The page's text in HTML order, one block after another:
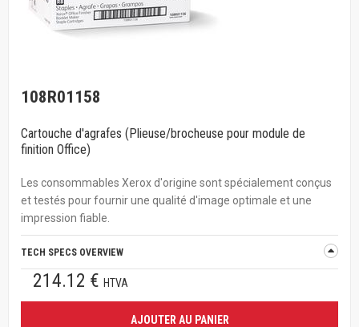
108R01158
Cartouche d'agrafes (Plieuse/brocheuse pour module de
finition Office)
Les consommables Xerox d'origine sont spécialement conçus
et testés pour fournir une qualité d'image optimale et une
impression fiable.
TECH SPECS OVERVIEW
214.12 € HTVA
AJOUTER AU PANIER